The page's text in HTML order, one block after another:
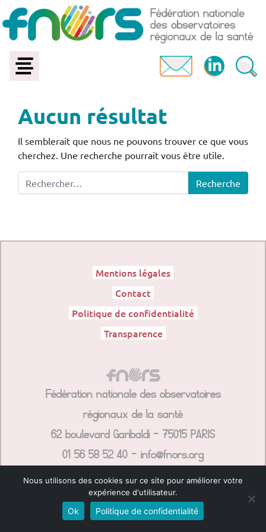
Aucun résultat
Il semblerait que nous ne pouvons trouver ce que vous
cherchez. Une recherche pourrait vous être utile.
Recherche pour :
Mentions légales
Contact
Politique de confidentialité
Transparence
Fédération nationale des observatoires
régionaux de la santé
62 boulevard Garibaldi – 75015 PARIS
01 56 58 52 40 – info@fnors.org
Nous utilisons des cookies sur ce site pour améliorer votre
expérience d'utilisateur.
Ok Politique de confidentialité